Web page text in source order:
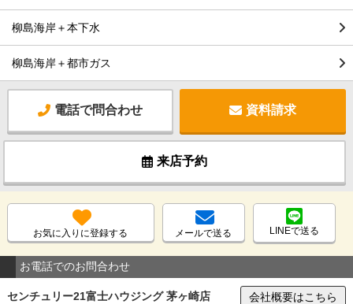
柳島海岸＋本下水
柳島海岸＋都市ガス
電話で問合わせ 資料請求
来店予約
お気に入りに登録する メールで送る LINEで送る
お電話でのお問合わせ
センチュリー21富士ハウジング 茅ヶ崎店 会社概要はこちら